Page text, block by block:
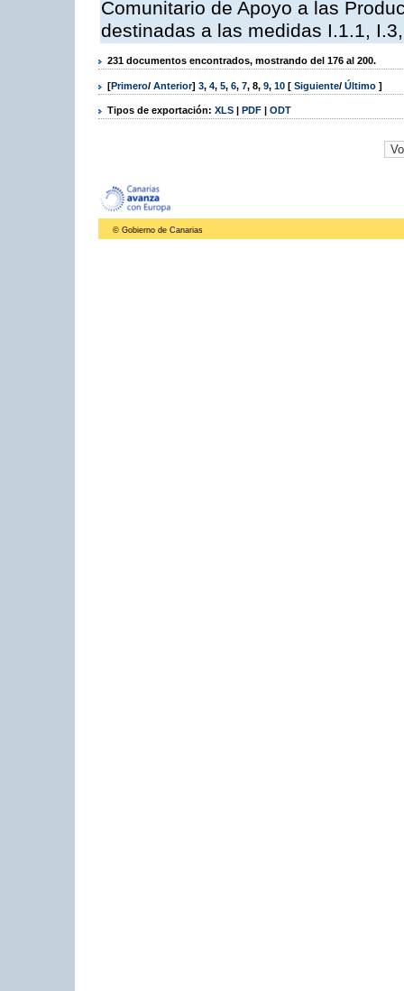
Comunitario de Apoyo a las
destinadas a las medidas I.1.1,
231 documentos encontrados, mostrando del 176 al 200.
[Primero/ Anterior] 3, 4, 5, 6, 7, 8, 9, 10 [ Siguiente/ Último ]
Tipos de exportación: XLS | PDF | ODT
© Gobierno de Canarias